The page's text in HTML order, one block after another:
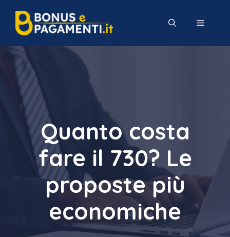
contenuto
MENU
Quanto costa
fare il 730? Le
proposte più
economiche